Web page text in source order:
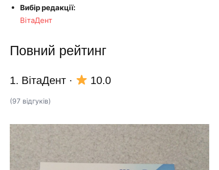
Вибір редакції:
ВітаДент
Повний рейтинг
1. ВітаДент · 10.0
(97 відгуків)